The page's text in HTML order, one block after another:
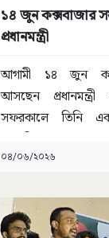
১৪ জুন কক্সবাজার
প্রধানমন্ত্রী
আগামী ১৪ জুন
আসছেন
সফরকালে তিনি
০৪/০৬/২০২৬